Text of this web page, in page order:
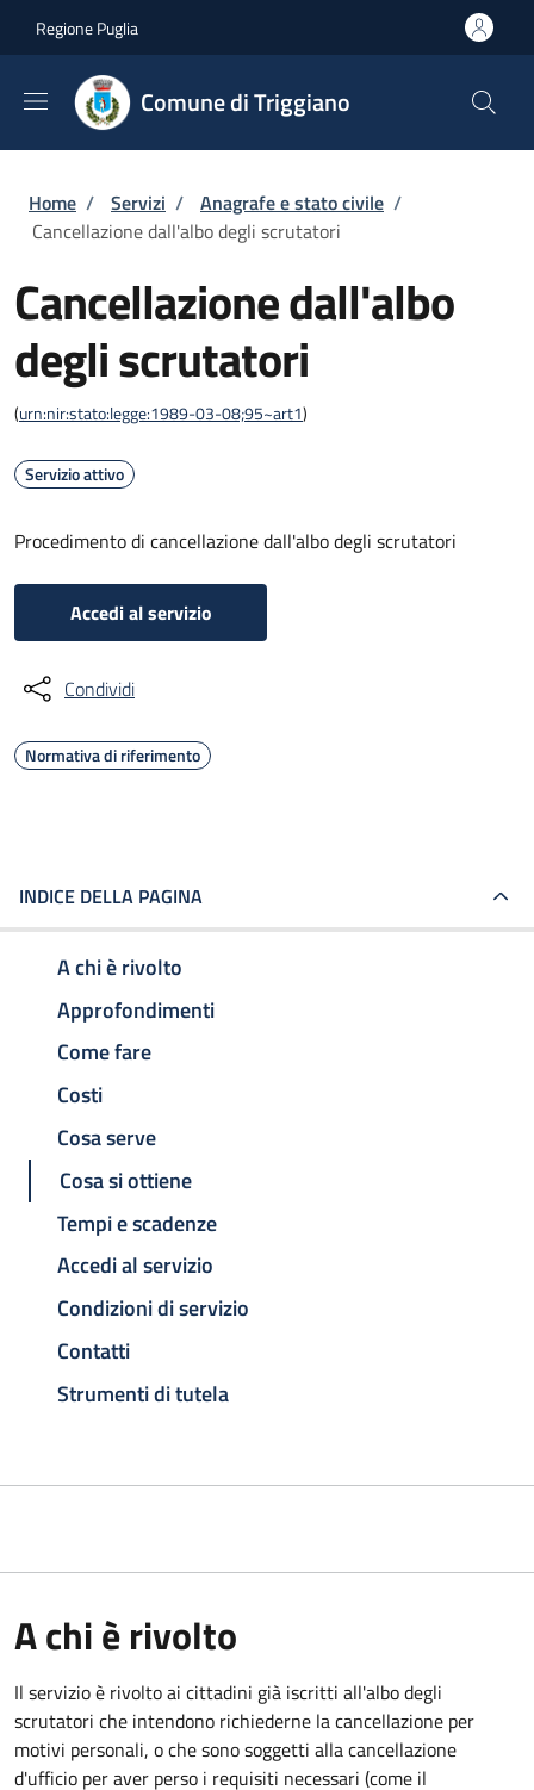
Regione Puglia
Comune di Triggiano
Briciole di pane
Home / Servizi / Anagrafe e stato civile /
Cancellazione dall'albo degli scrutatori
Cancellazione dall'albo
degli scrutatori
(urn:nir:stato:legge:1989-03-08;95~art1)
Servizio attivo
Procedimento di cancellazione dall'albo degli scrutatori
Accedi al servizio
Condividi
Normativa di riferimento
INDICE DELLA PAGINA
A chi è rivolto
Approfondimenti
Come fare
Costi
Cosa serve
Cosa si ottiene
Tempi e scadenze
Accedi al servizio
Condizioni di servizio
Contatti
Strumenti di tutela
A chi è rivolto
Il servizio è rivolto ai cittadini già iscritti all'albo degli
scrutatori che intendono richiederne la cancellazione per
motivi personali, o che sono soggetti alla cancellazione
d'ufficio per aver perso i requisiti necessari (come il